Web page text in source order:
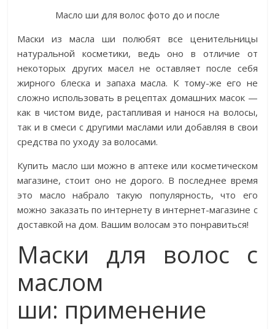
Масло ши для волос фото до и после
Маски из масла ши полюбят все ценительницы
натуральной косметики, ведь оно в отличие от
некоторых других масел не оставляет после себя
жирного блеска и запаха масла. К тому-же его не
сложно использовать в рецептах домашних масок —
как в чистом виде, растапливая и нанося на волосы,
так и в смеси с другими маслами или добавляя в свои
средства по уходу за волосами.
Купить масло ши можно в аптеке или косметическом
магазине, стоит оно не дорого. В последнее время
это масло набрало такую популярность, что его
можно заказать по интернету в интернет-магазине с
доставкой на дом. Вашим волосам это понравиться!
Маски для волос с
маслом
ши: применение